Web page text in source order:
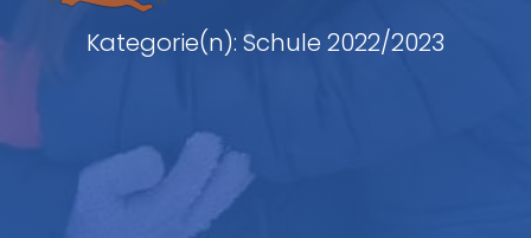
Kategorie(n): Schule 2022/2023